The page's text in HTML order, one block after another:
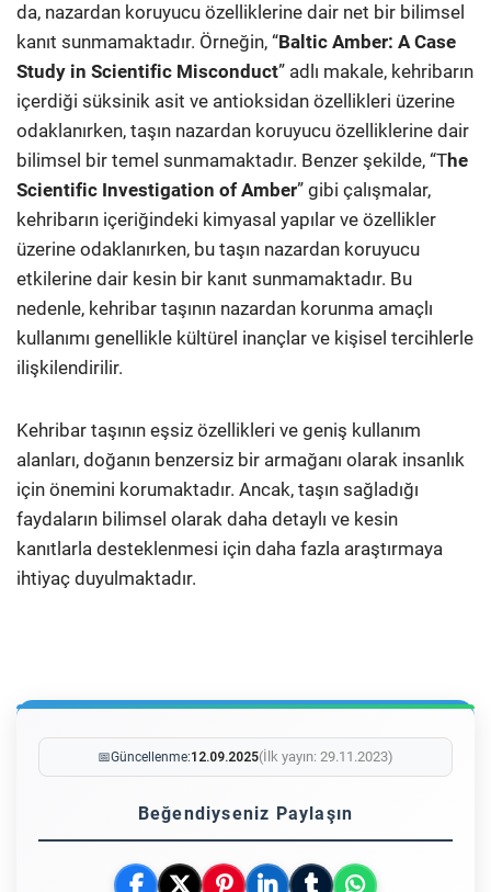
da, nazardan koruyucu özelliklerine dair net bir bilimsel
kanıt sunmamaktadır. Örneğin, “Baltic Amber: A Case
Study in Scientific Misconduct” adlı makale, kehribarın
içerdiği süksinik asit ve antioksidan özellikleri üzerine
odaklanırken, taşın nazardan koruyucu özelliklerine dair
bilimsel bir temel sunmamaktadır. Benzer şekilde, “The
Scientific Investigation of Amber” gibi çalışmalar,
kehribarın içeriğindeki kimyasal yapılar ve özellikler
üzerine odaklanırken, bu taşın nazardan koruyucu
etkilerine dair kesin bir kanıt sunmamaktadır. Bu
nedenle, kehribar taşının nazardan korunma amaçlı
kullanımı genellikle kültürel inançlar ve kişisel tercihlerle
ilişkilendirilir.
Kehribar taşının eşsiz özellikleri ve geniş kullanım
alanları, doğanın benzersiz bir armağanı olarak insanlık
için önemini korumaktadır. Ancak, taşın sağladığı
faydaların bilimsel olarak daha detaylı ve kesin
kanıtlarla desteklenmesi için daha fazla araştırmaya
ihtiyaç duyulmaktadır.
📅Güncellenme:12.09.2025(İlk yayın: 29.11.2023)
Beğendiyseniz Paylaşın